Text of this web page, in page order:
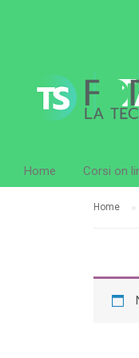
Home Corsi on
Home